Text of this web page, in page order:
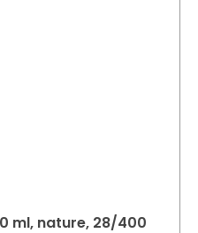
ml, nature, 28/400